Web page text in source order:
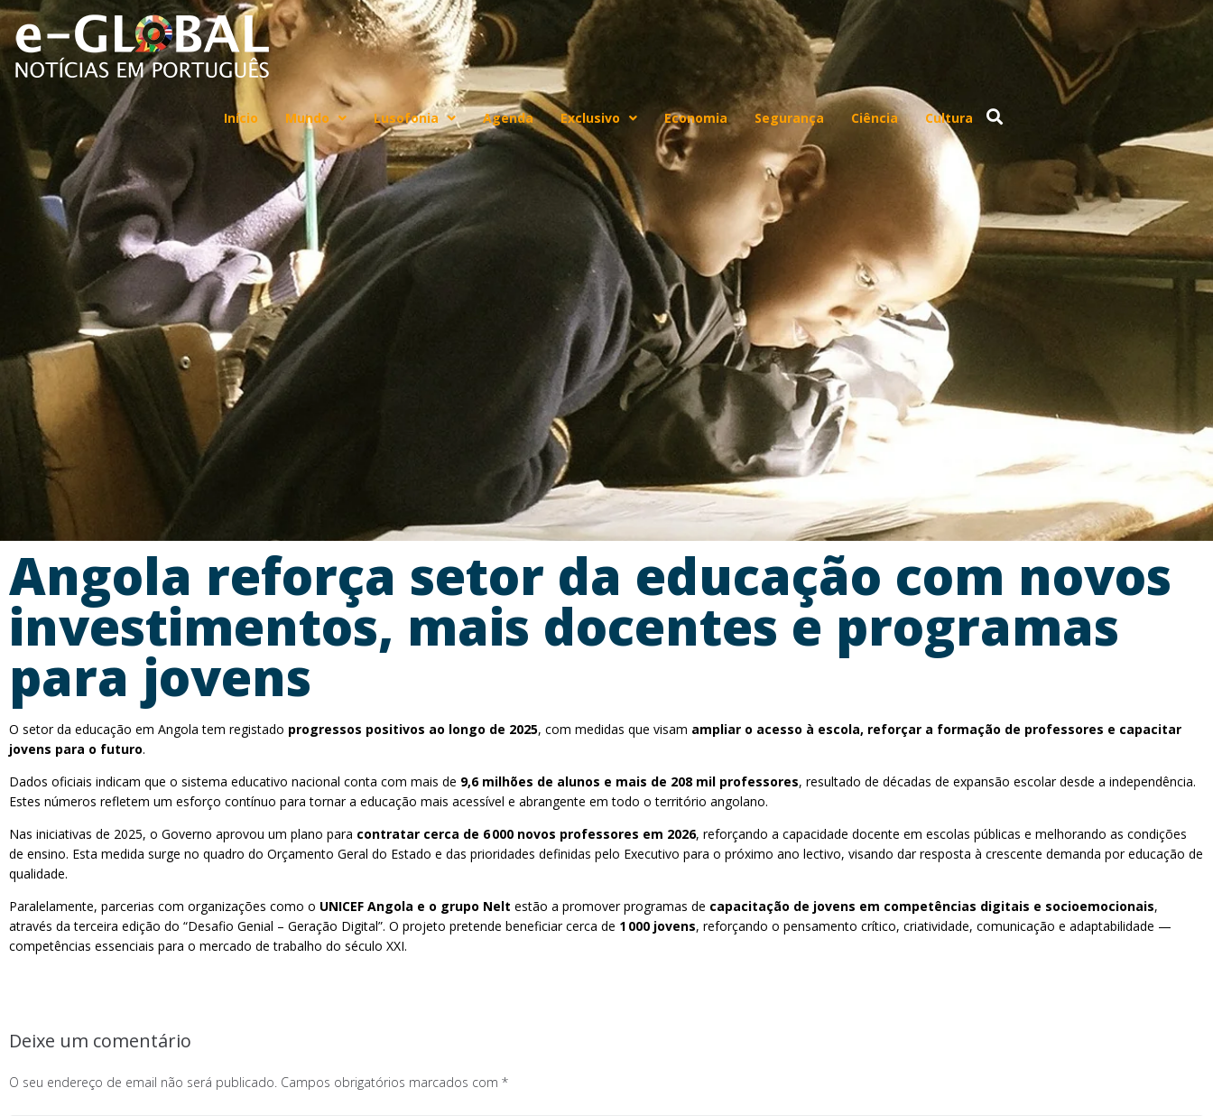
Início Mundo Lusofonia Agenda Exclusivo Economia Segurança Ciência Cultura
Angola reforça setor da educação com novos
investimentos, mais docentes e programas
para jovens
O setor da educação em Angola tem registado progressos positivos ao longo de 2025, com medidas que visam ampliar o acesso à escola, reforçar a formação de professores e capacitar
jovens para o futuro.
Dados oficiais indicam que o sistema educativo nacional conta com mais de 9,6 milhões de alunos e mais de 208 mil professores, resultado de décadas de expansão escolar desde a independência.
Estes números refletem um esforço contínuo para tornar a educação mais acessível e abrangente em todo o território angolano.
Nas iniciativas de 2025, o Governo aprovou um plano para contratar cerca de 6 000 novos professores em 2026, reforçando a capacidade docente em escolas públicas e melhorando as condições
de ensino. Esta medida surge no quadro do Orçamento Geral do Estado e das prioridades definidas pelo Executivo para o próximo ano lectivo, visando dar resposta à crescente demanda por educação de
qualidade.
Paralelamente, parcerias com organizações como o UNICEF Angola e o grupo Nelt estão a promover programas de capacitação de jovens em competências digitais e socioemocionais,
através da terceira edição do “Desafio Genial – Geração Digital”. O projeto pretende beneficiar cerca de 1 000 jovens, reforçando o pensamento crítico, criatividade, comunicação e adaptabilidade —
competências essenciais para o mercado de trabalho do século XXI.
Deixe um comentário
O seu endereço de email não será publicado. Campos obrigatórios marcados com *